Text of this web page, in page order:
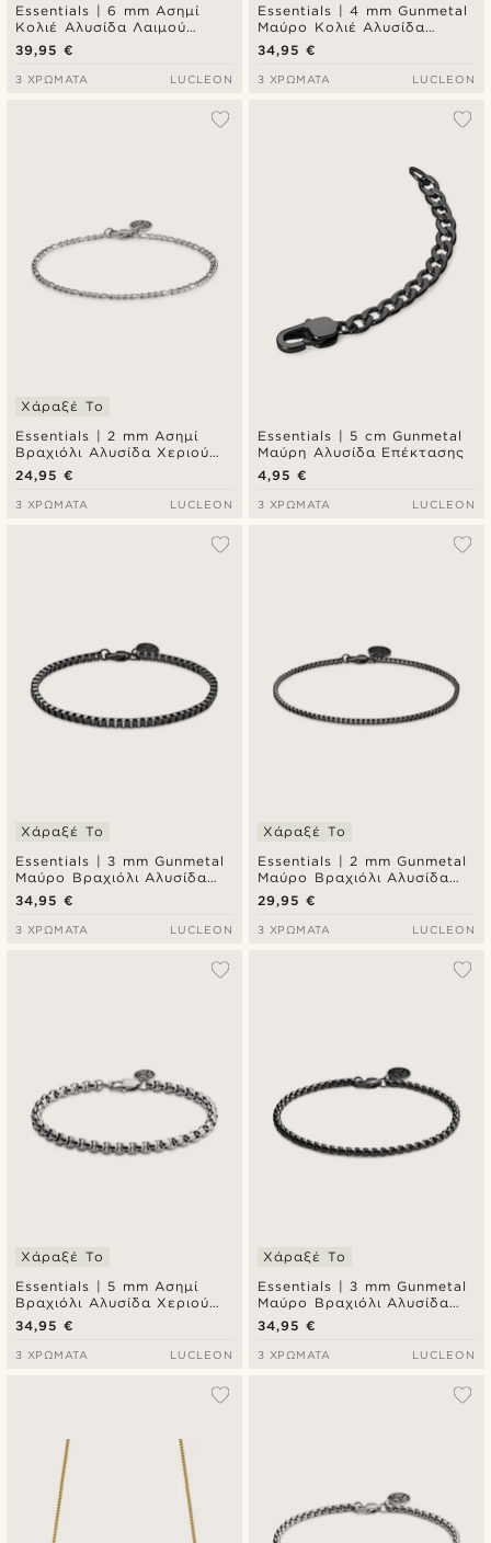
Essentials | 6 mm Ασημί
Κολιέ Αλυσίδα Λαιμού
Cable Chain
39,95 €
3 ΧΡΏΜΑΤΑ LUCLEON
Essentials | 4 mm Gunmetal
Μαύρο Κολιέ Αλυσίδα
Λαιμού Figaro Chain
34,95 €
3 ΧΡΏΜΑΤΑ LUCLEON
Essentials | 2 mm Ασημί
Βραχιόλι Αλυσίδα Χεριού
Figaro Chain
Χάραξέ Το
24,95 €
3 ΧΡΏΜΑΤΑ LUCLEON
Essentials | 5 cm Gunmetal
Μαύρη Αλυσίδα Επέκτασης
4,95 €
3 ΧΡΏΜΑΤΑ LUCLEON
Essentials | 3 mm Gunmetal
Μαύρο Βραχιόλι Αλυσίδα
Χεριού Τετράγωνο Box
Chain
Χάραξέ Το
34,95 €
3 ΧΡΏΜΑΤΑ LUCLEON
Essentials | 2 mm Gunmetal
Μαύρο Βραχιόλι Αλυσίδα
Χεριού Τετράγωνο Box
Chain
Χάραξέ Το
29,95 €
3 ΧΡΏΜΑΤΑ LUCLEON
Essentials | 5 mm Ασημί
Βραχιόλι Αλυσίδα Χεριού
Curved Box Chain
Χάραξέ Το
34,95 €
3 ΧΡΏΜΑΤΑ LUCLEON
Essentials | 3 mm Gunmetal
Μαύρο Βραχιόλι Αλυσίδα
Χεριού Curved Box Chain
Χάραξέ Το
34,95 €
3 ΧΡΏΜΑΤΑ LUCLEON